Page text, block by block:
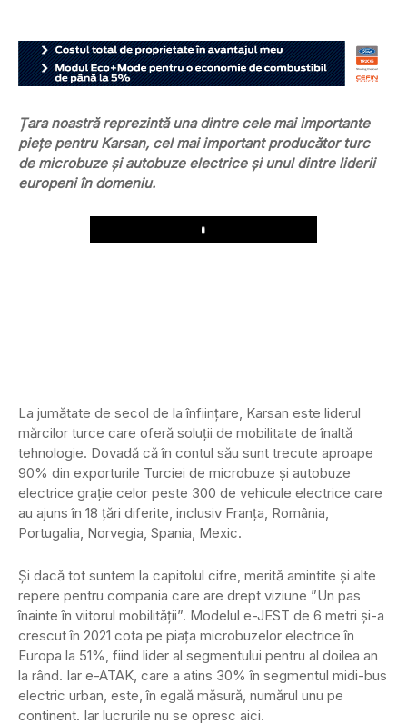
Țara noastră reprezintă una dintre cele mai importante
piețe pentru Karsan, cel mai important producător turc
de microbuze și autobuze electrice și unul dintre liderii
europeni în domeniu.
Play
La jumătate de secol de la înființare, Karsan este liderul
mărcilor turce care oferă soluții de mobilitate de înaltă
tehnologie. Dovadă că în contul său sunt trecute aproape
90% din exporturile Turciei de microbuze și autobuze
electrice grație celor peste 300 de vehicule electrice care
au ajuns în 18 țări diferite, inclusiv Franța, România,
Portugalia, Norvegia, Spania, Mexic.
Și dacă tot suntem la capitolul cifre, merită amintite și alte
repere pentru compania care are drept viziune ”Un pas
înainte în viitorul mobilității”. Modelul e-JEST de 6 metri și-a
crescut în 2021 cota pe piața microbuzelor electrice în
Europa la 51%, fiind lider al segmentului pentru al doilea an
la rând. Iar e-ATAK, care a atins 30% în segmentul midi-bus
electric urban, este, în egală măsură, numărul unu pe
continent. Iar lucrurile nu se opresc aici.